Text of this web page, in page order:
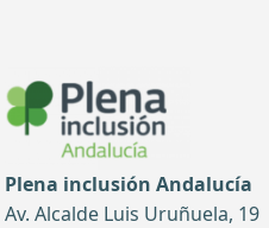
Plena inclusión Andalucía
Av. Alcalde Luis Uruñuela, 19